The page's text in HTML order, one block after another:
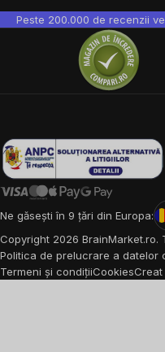
Peste 200.000 de recenzii
Ne găsești în 9 țări din Europa:
Copyright 2026 BrainMarket.ro.
Politica de prelucrare a datelor
Termeni și condițiiCookiesCreat